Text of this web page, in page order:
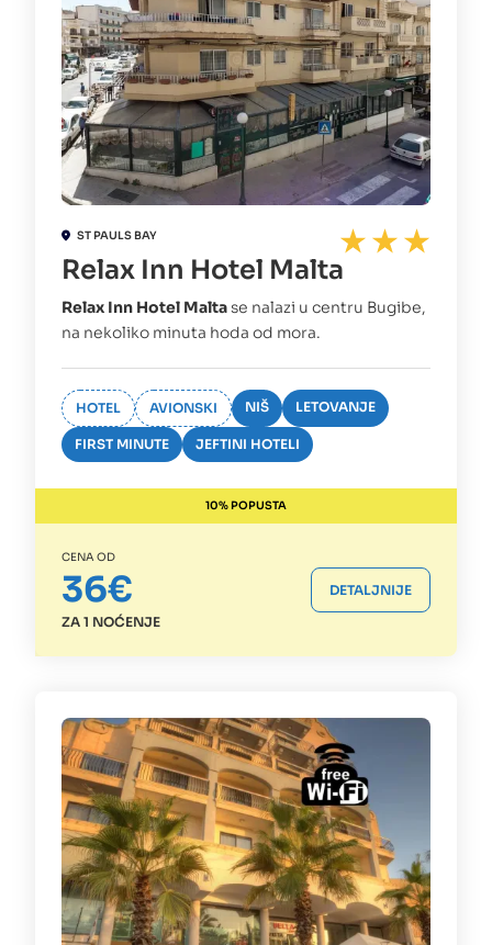
ST PAULS BAY
Relax Inn Hotel Malta
Relax Inn Hotel Maltase nalazi u centru Bugibe,
na nekoliko minuta hoda od mora.
HOTEL AVIONSKI NIŠ LETOVANJE
FIRST MINUTE JEFTINI HOTELI
10% POPUSTA
CENA OD
36€
ZA 1 NOĆENJE
DETALJNIJE